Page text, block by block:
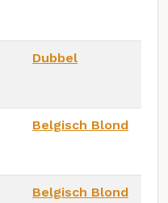
Dubbel
Belgisch Blond
Belgisch Blond